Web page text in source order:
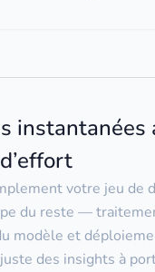
instantanées
votre jeu de
du reste —
modèle et
des insights à